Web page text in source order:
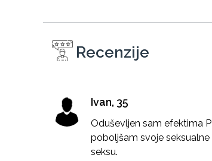
Recenzije
Ivan, 35
Oduševljen sam efektima
poboljšam svoje
seksu.